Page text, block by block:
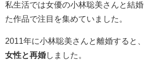
私生活では女優の小林聡美さんと結
た作品で注目を集めていました。
2011年に小林聡美さんと離婚すると、
女性と再婚しました。